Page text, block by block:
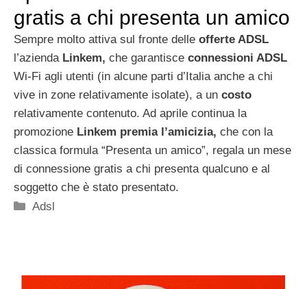
gratis a chi presenta un amico
Sempre molto attiva sul fronte delle offerte ADSL
l’azienda Linkem, che garantisce connessioni ADSL
Wi-Fi agli utenti (in alcune parti d’Italia anche a chi
vive in zone relativamente isolate), a un costo
relativamente contenuto. Ad aprile continua la
promozione Linkem premia l’amicizia, che con la
classica formula “Presenta un amico”, regala un mese
di connessione gratis a chi presenta qualcuno e al
soggetto che è stato presentato.
Categorie
Adsl